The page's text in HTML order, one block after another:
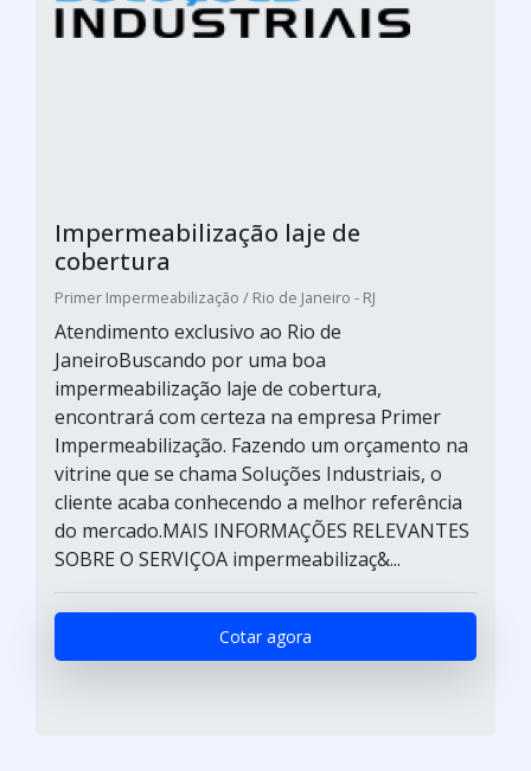
Impermeabilização laje de
cobertura
Primer Impermeabilização / Rio de Janeiro - RJ
Atendimento exclusivo ao Rio de
JaneiroBuscando por uma boa
impermeabilização laje de cobertura,
encontrará com certeza na empresa Primer
Impermeabilização. Fazendo um orçamento na
vitrine que se chama Soluções Industriais, o
cliente acaba conhecendo a melhor referência
do mercado.MAIS INFORMAÇÕES RELEVANTES
SOBRE O SERVIÇOA impermeabilizaç&...
Cotar agora